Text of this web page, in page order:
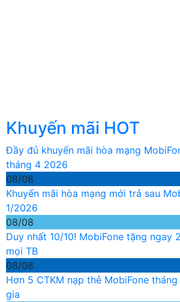
Khuyến mãi HOT
Đầy đủ khuyến mãi hòa mạng
tháng 4 2026
08/08
Khuyến mãi hòa mạng mới trả sau
1/2026
08/08
Duy nhất 10/10! MobiFone tặng ngay
mọi TB
08/08
Hơn 5 CTKM nạp thẻ MobiFone
gia